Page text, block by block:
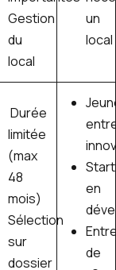
Gestion
du
local
un
local
Durée
limitée
(max
48
mois)
Sélection
sur
dossier
en
de